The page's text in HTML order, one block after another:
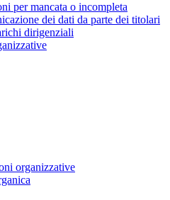
per mancata o incompleta
dei dati da parte dei titolari
dirigenziali
organizzative